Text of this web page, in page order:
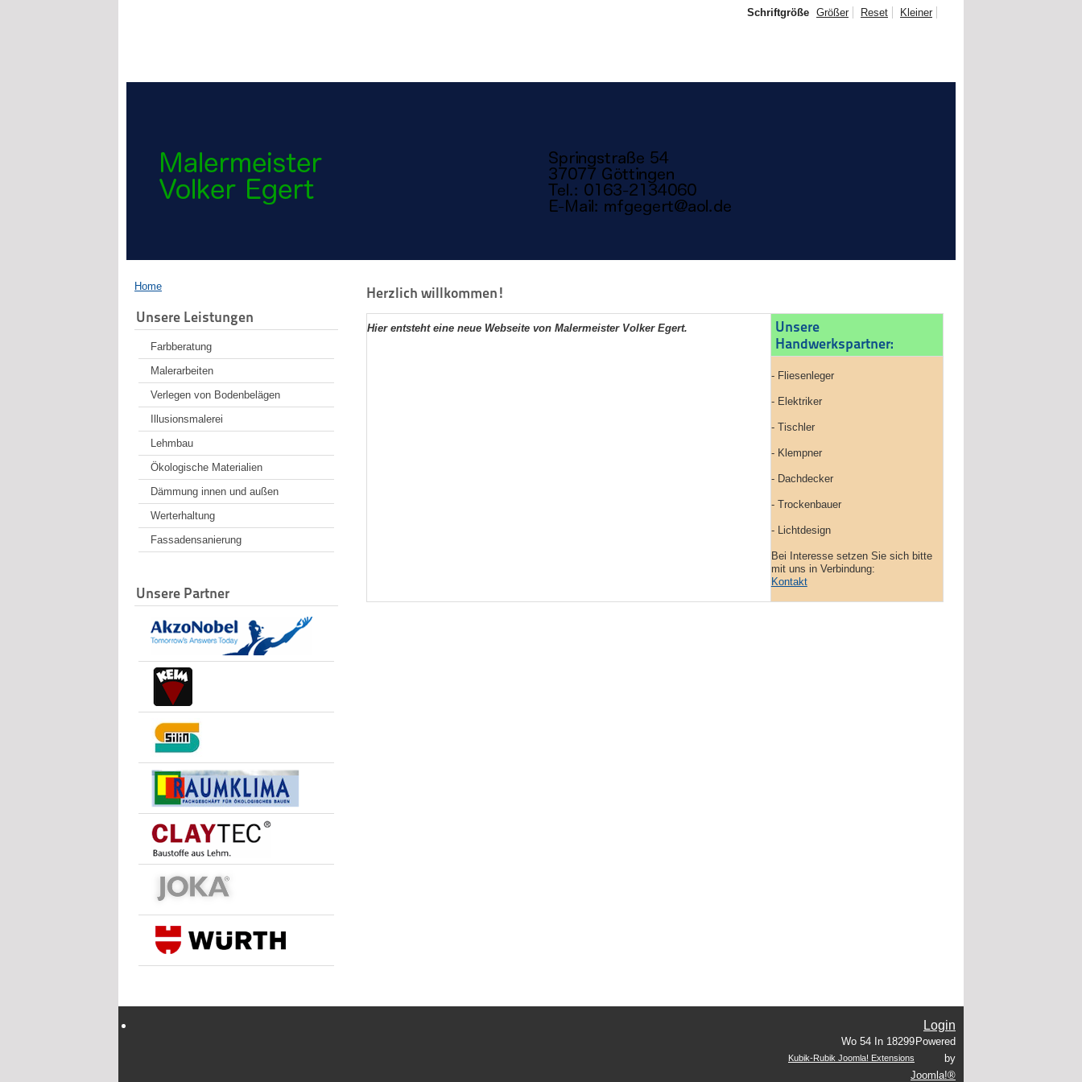
Schriftgröße Größer Reset Kleiner
Home
Unsere Leistungen
Farbberatung
Malerarbeiten
Verlegen von Bodenbelägen
Illusionsmalerei
Lehmbau
Ökologische Materialien
Dämmung innen und außen
Werterhaltung
Fassadensanierung
Unsere Partner
Herzlich willkommen!
Hier entsteht eine neue Webseite von Malermeister Volker Egert.
Unsere
Handwerkspartner:
- Fliesenleger
- Elektriker
- Tischler
- Klempner
- Dachdecker
- Trockenbauer
- Lichtdesign
Bei Interesse setzen Sie sich bitte
mit uns in Verbindung:
Kontakt
Login
Wo 54 In 18299
Kubik-Rubik Joomla! Extensions
Powered
by
Joomla!®